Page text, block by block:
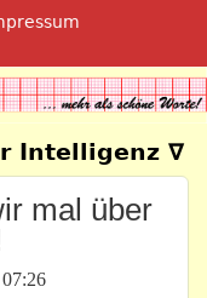
Intelligenz ∇
mal über